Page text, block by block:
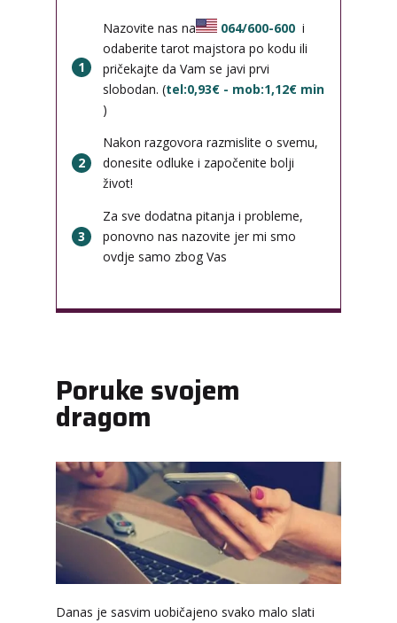
1
Nazovite nas na 064/600-600 i
odaberite tarot majstora po kodu ili
pričekajte da Vam se javi prvi
slobodan. (tel:0,93€ - mob:1,12€ min
)
2
Nakon razgovora razmislite o svemu,
donesite odluke i započenite bolji
život!
3
Za sve dodatna pitanja i probleme,
ponovno nas nazovite jer mi smo
ovdje samo zbog Vas
Poruke svojem
dragom
Danas je sasvim uobičajeno svako malo slati